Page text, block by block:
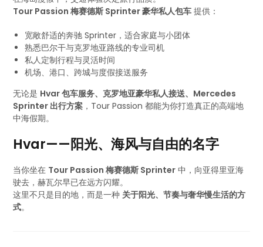
Tour Passion 梅赛德斯 Sprinter 豪华私人包车 提供：
宽敞舒适的奔驰 Sprinter，适合家庭与小团体
熟悉巴尔干与克罗地亚路线的专业司机
私人定制行程与灵活时间
机场、港口、跨城与度假接送服务
无论是 Hvar 包车服务、克罗地亚豪华私人接送、Mercedes
Sprinter 出行方案 ，Tour Passion 都能为你打造真正的高端地
中海假期。
Hvar——阳光、海风与自由的名字
当你坐在 Tour Passion 梅赛德斯 Sprinter 中，向亚得里亚海
驶去，赫瓦尔早已在远方闪耀。
这里不只是目的地，而是一种关于阳光、节奏与奢华慢生活的方
式。